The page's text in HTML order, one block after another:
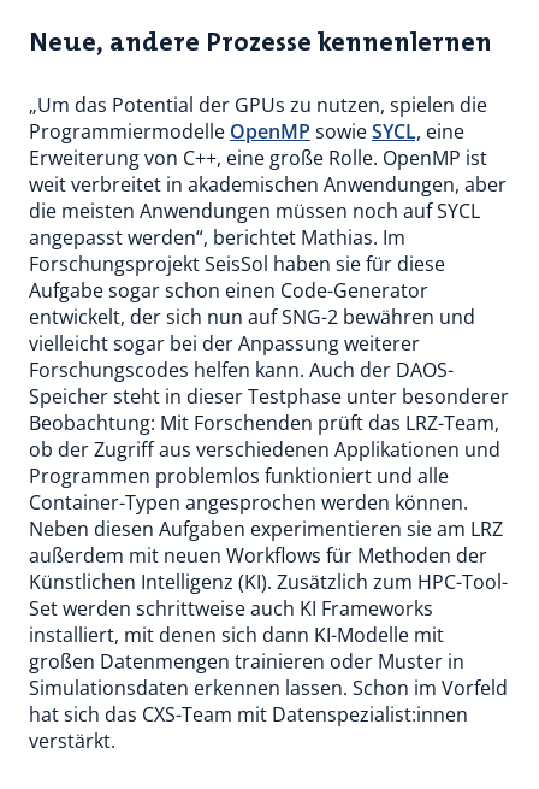
Neue, andere Prozesse kennenlernen
„Um das Potential der GPUs zu nutzen, spielen die
Programmiermodelle OpenMP sowieSYCL, eine
Erweiterung von C++, eine große Rolle. OpenMP ist
weit verbreitet in akademischen Anwendungen, aber
die meisten Anwendungen müssen noch auf SYCL
angepasst werden“, berichtet Mathias. Im
Forschungsprojekt SeisSol haben sie für diese
Aufgabe sogar schon einen Code-Generator
entwickelt, der sich nun auf SNG-2 bewähren und
vielleicht sogar bei der Anpassung weiterer
Forschungscodes helfen kann. Auch der DAOS-
Speicher steht in dieser Testphase unter besonderer
Beobachtung: Mit Forschenden prüft das LRZ-Team,
ob der Zugriff aus verschiedenen Applikationen und
Programmen problemlos funktioniert und alle
Container-Typen angesprochen werden können.
Neben diesen Aufgaben experimentieren sie am LRZ
außerdem mit neuen Workflows für Methoden der
Künstlichen Intelligenz (KI). Zusätzlich zum HPC-Tool-
Set werden schrittweise auch KI Frameworks
installiert, mit denen sich dann KI-Modelle mit
großen Datenmengen trainieren oder Muster in
Simulationsdaten erkennen lassen. Schon im Vorfeld
hat sich das CXS-Team mit Datenspezialist:innen
verstärkt.